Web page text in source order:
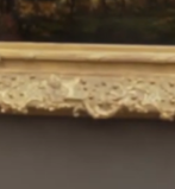
ascendant